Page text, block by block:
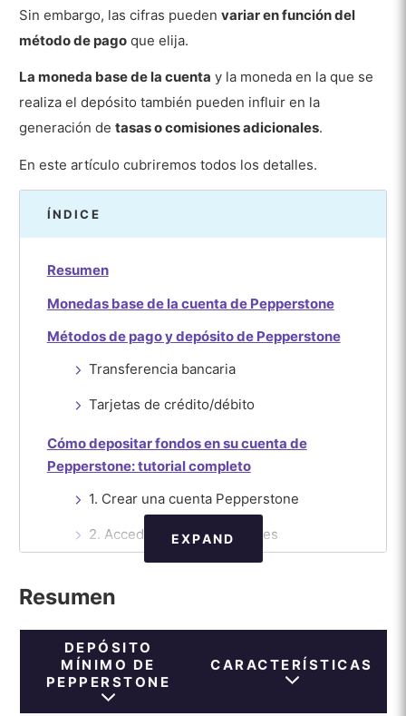
Sin embargo, las cifras puedenvariar en función del
método de pago que elija.
La moneda base de la cuenta y la moneda en la que se
realiza el depósito también pueden influir en la
generación detasas o comisiones adicionales.
En este artículo cubriremos todos los detalles.
ÍNDICE
Resumen
Monedas base de la cuenta de Pepperstone
Métodos de pago y depósito de Pepperstone
Transferencia bancaria
Tarjetas de crédito/débito
Cómo depositar fondos en su cuenta de
Pepperstone: tutorial completo
1. Crear una cuenta Pepperstone
2. Acceder al área de clientes
Pepperstone
4. Haga un depósito en su cuenta de
Pepperstone
5. Esperar la confirmación de
Pepperstone
EXPAND
Resumen
DEPÓSITO
MÍNIMO DE
PEPPERSTONE
CARACTERÍSTICAS